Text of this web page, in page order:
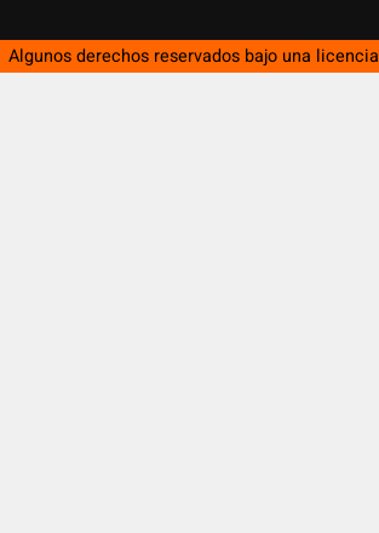
Algunos derechos reservados bajo una licencia